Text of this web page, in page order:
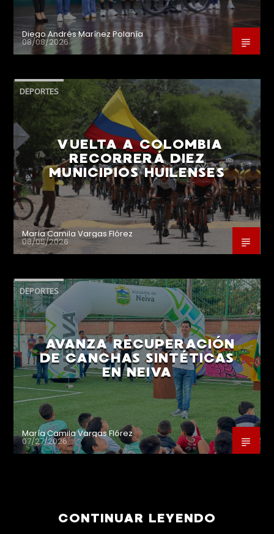
Diego Andrés Marínez Polanía
08/08/2026
DEPORTES
VUELTA A COLOMBIA
RECORRERÁ DIEZ
MUNICIPIOS HUILENSES
María Camila Vargas Flórez
08/05/2026
DEPORTES
AVANZA RECUPERACIÓN
DE CANCHAS SINTÉTICAS
EN NEIVA
María Camila Vargas Flórez
07/27/2026
CONTINUAR LEYENDO